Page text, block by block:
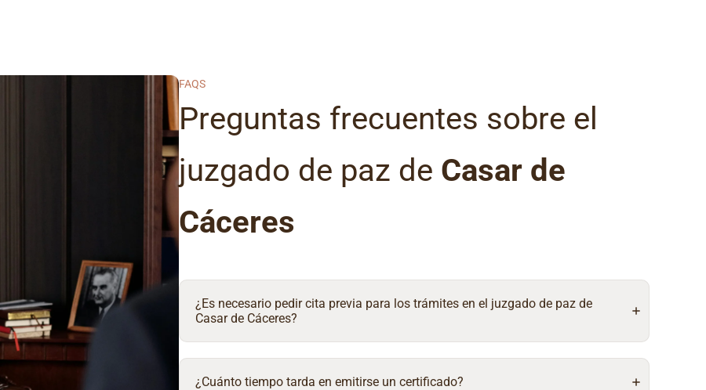
FAQS
Preguntas frecuentes sobre el
juzgado de paz de Casar de
Cáceres
¿Es necesario pedir cita previa para los trámites en el juzgado de paz de
Casar de Cáceres?
¿Cuánto tiempo tarda en emitirse un certificado?